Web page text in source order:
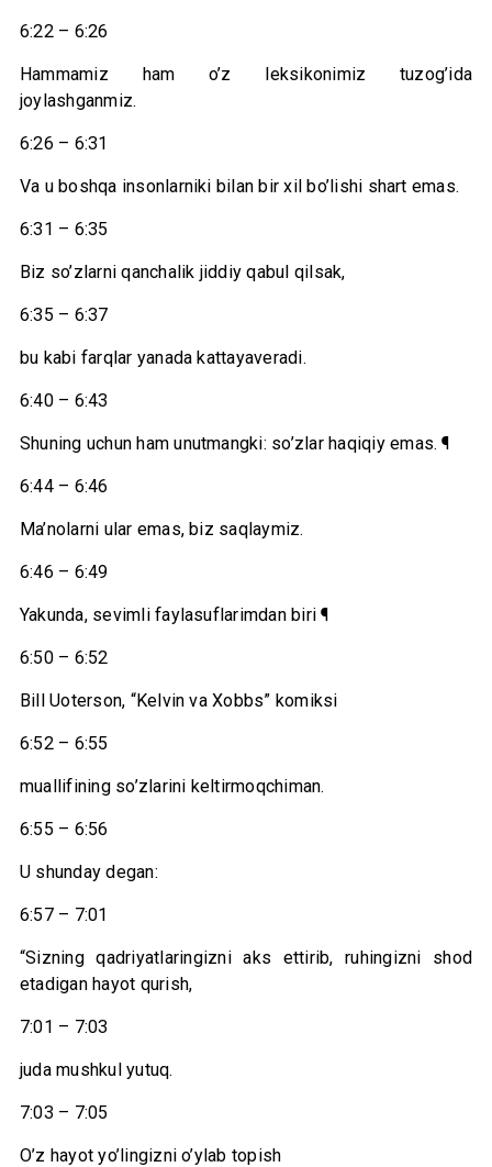
6:22 – 6:26
Hammamiz ham o’z leksikonimiz tuzog’ida
joylashganmiz.
6:26 – 6:31
Va u boshqa insonlarniki bilan bir xil bo’lishi shart emas.
6:31 – 6:35
Biz so’zlarni qanchalik jiddiy qabul qilsak,
6:35 – 6:37
bu kabi farqlar yanada kattayaveradi.
6:40 – 6:43
Shuning uchun ham unutmangki: so’zlar haqiqiy emas. ¶
6:44 – 6:46
Ma’nolarni ular emas, biz saqlaymiz.
6:46 – 6:49
Yakunda, sevimli faylasuflarimdan biri ¶
6:50 – 6:52
Bill Uoterson, “Kelvin va Xobbs” komiksi
6:52 – 6:55
muallifining so’zlarini keltirmoqchiman.
6:55 – 6:56
U shunday degan:
6:57 – 7:01
“Sizning qadriyatlaringizni aks ettirib, ruhingizni shod
etadigan hayot qurish,
7:01 – 7:03
juda mushkul yutuq.
7:03 – 7:05
O’z hayot yo’lingizni o’ylab topish